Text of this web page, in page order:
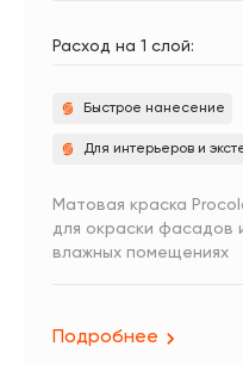
Расход на 1 слой:
Быстрое нанесение
Для интерьеров и
Матовая краска
для окраски фасадов
влажных помещениях
Подробнее